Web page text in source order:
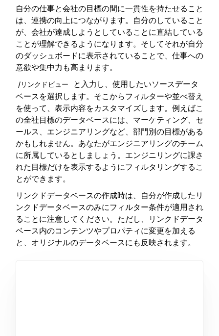
自分の仕事と会社の目標の間に一貫性を持たせること
は、連携の向上につながります。自分のしていること
が、会社が達成しようとしていることに直結している
ことが理解できるようになります。そしてそれが自分
のダッシュボードに表示されていることで、仕事への
意欲や集中力も高まります。
/リンクドビュー
と入力し、使用したいソースデータ
ベースを選択します。そこからフィルターや並べ替え
を使って、表示内容をカスタマイズします。例えばこ
の全社目標のデータベースには、マーケティング、セ
ールス、エンジニアリングなど、部門別の目標がある
かもしれません。あなたがエンジニアリングのチーム
に所属しているとしましょう。エンジニリングに課さ
れた目標だけを表示するようにフィルタリングするこ
とができます。
リンクドデータベースの作成時は、自分が作成したリ
ンクドデータベースのみにフィルター条件が適用され
ることに注意してください。ただし、リンクドデータ
ベース内のコンテンツやプロパティに変更を加える
と、オリジナルのデータベースにも反映されます。